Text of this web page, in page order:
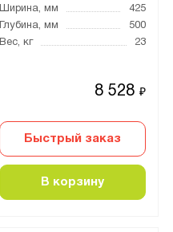
Ширина, мм
425
Глубина, мм
500
Вес, кг
23
8 528₽
Быстрый заказ
В корзину